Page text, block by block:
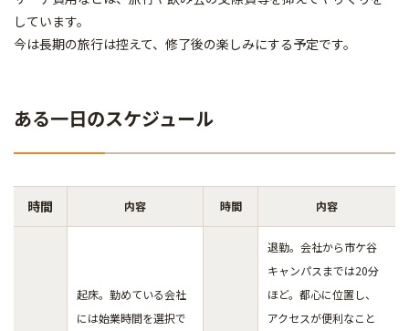
しています。
今は長期の旅行は控えて、修了後の楽しみにする予定です。
ある一日のスケジュール
時間 内容 時間 内容
起床。勤めている会社
には始業時間を選択で
退勤。会社から市ケ谷
キャンパスまでは20分
ほど。都心に位置し、
アクセスが便利なこと